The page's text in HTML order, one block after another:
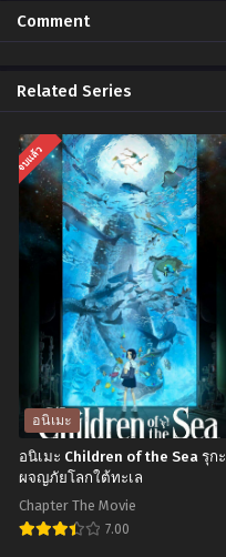
Comment
Related Series
จบแล้ว
อนิเมะ
อนิเมะ Children of the Sea รุกะ
ผจญภัยโลกใต้ทะเล
Chapter The Movie
7.00